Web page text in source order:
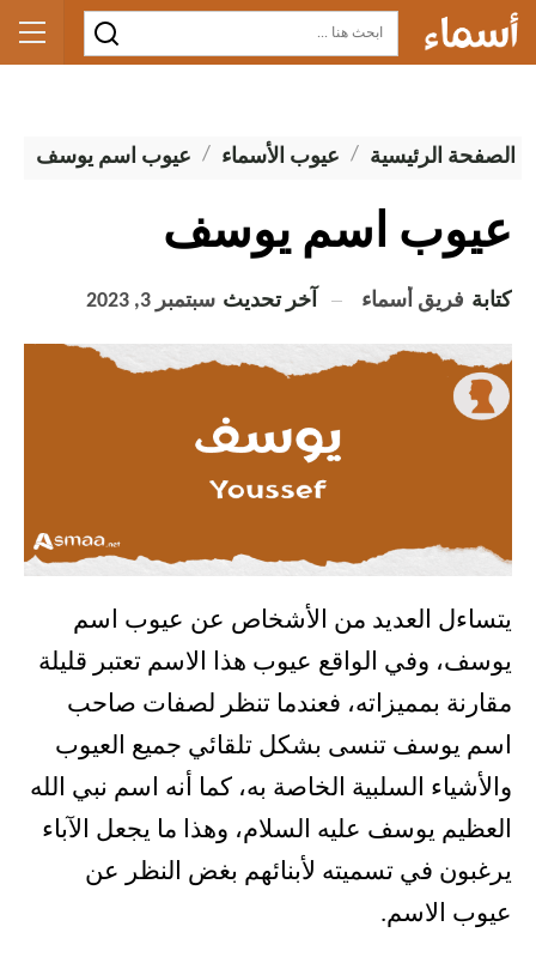
الصفحة الرئيسية عيوب الأسماء عيوب اسم يوسف
عيوب اسم يوسف
كتابة فريق أسماء آخر تحديث سبتمبر 3, 2023
يتساءل العديد من الأشخاص عن عيوب اسم
يوسف، وفي الواقع عيوب هذا الاسم تعتبر قليلة
مقارنة بمميزاته، فعندما تنظر لصفات صاحب
اسم يوسف تنسى بشكل تلقائي جميع العيوب
والأشياء السلبية الخاصة به، كما أنه اسم نبي الله
العظيم يوسف عليه السلام، وهذا ما يجعل الآباء
يرغبون في تسميته لأبنائهم بغض النظر عن
عيوب الاسم.